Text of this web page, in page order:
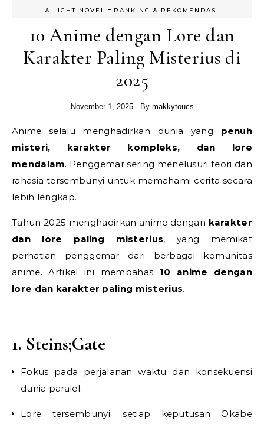
& LIGHT NOVEL - RANKING & REKOMENDASI
10 Anime dengan Lore dan
Karakter Paling Misterius di
2025
November 1, 2025 - By makkytoucs
Anime selalu menghadirkan dunia yang penuh
misteri, karakter kompleks, dan lore
mendalam. Penggemar sering menelusuri teori dan
rahasia tersembunyi untuk memahami cerita secara
lebih lengkap.
Tahun 2025 menghadirkan anime dengan karakter
dan lore paling misterius, yang memikat
perhatian penggemar dari berbagai komunitas
anime. Artikel ini membahas 10 anime dengan
lore dan karakter paling misterius.
1. Steins;Gate
Fokus pada perjalanan waktu dan konsekuensi
dunia paralel.
Lore tersembunyi: setiap keputusan Okabe